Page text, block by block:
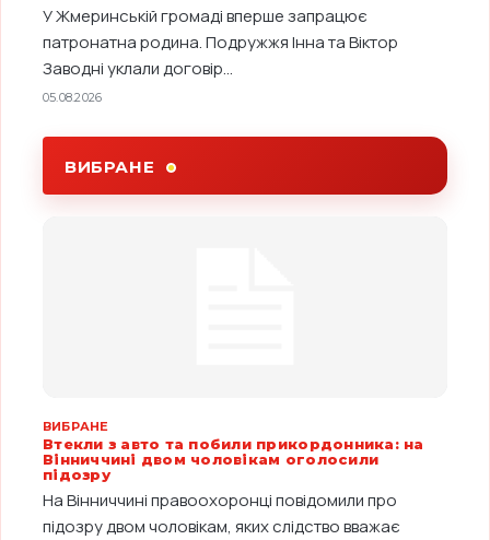
У Жмеринській громаді вперше запрацює
патронатна родина. Подружжя Інна та Віктор
Заводні уклали договір...
05.08.2026
ВИБРАНЕ
ВИБРАНЕ
Втекли з авто та побили прикордонника: на
Вінниччині двом чоловікам оголосили
підозру
На Вінниччині правоохоронці повідомили про
підозру двом чоловікам, яких слідство вважає